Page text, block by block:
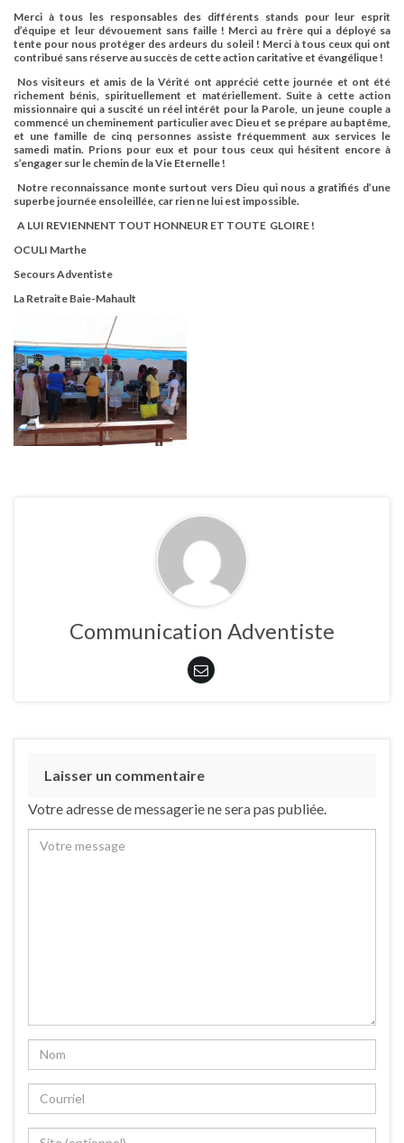
Merci à tous les responsables des différents stands pour leur esprit
d’équipe et leur dévouement sans faille ! Merci au frère qui a déployé sa
tente pour nous protéger des ardeurs du soleil ! Merci à tous ceux qui ont
contribué sans réserve au succès de cette action caritative et évangélique !
Nos visiteurs et amis de la Vérité ont apprécié cette journée et ont été
richement bénis, spirituellement et matériellement. Suite à cette action
missionnaire qui a suscité un réel intérêt pour la Parole, un jeune couple a
commencé un cheminement particulier avec Dieu et se prépare au baptême,
et une famille de cinq personnes assiste fréquemment aux services le
samedi matin. Prions pour eux et pour tous ceux qui hésitent encore à
s’engager sur le chemin de la Vie Eternelle !
Notre reconnaissance monte surtout vers Dieu qui nous a gratifiés d’une
superbe journée ensoleillée, car rien ne lui est impossible.
A LUI REVIENNENT TOUT HONNEUR ET TOUTE GLOIRE !
OCULI Marthe
Secours Adventiste
La Retraite Baie-Mahault
Communication Adventiste
Laisser un commentaire
Votre adresse de messagerie ne sera pas publiée.